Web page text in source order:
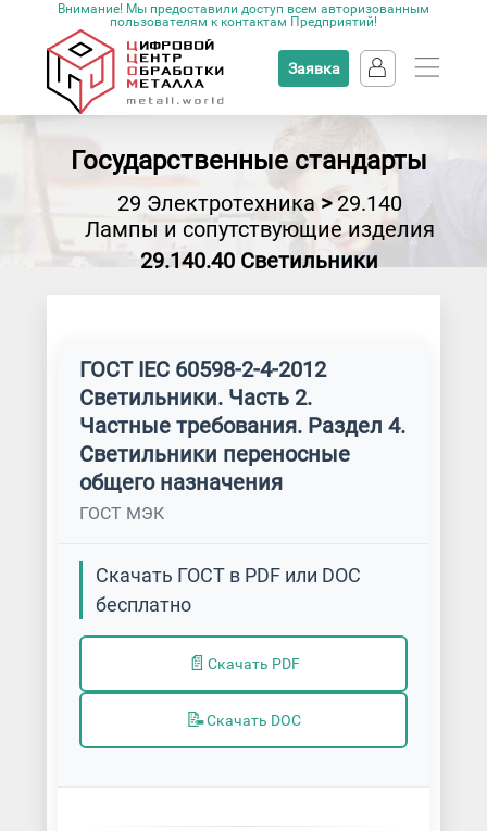
Внимание! Мы предоставили доступ всем авторизованным
пользователям к контактам Предприятий!
Заявка
Государственные стандарты
29 Электротехника>29.140
Лампы и сопутствующие изделия
29.140.40 Светильники
ГОСТ IEC 60598-2-4-2012
Светильники. Часть 2.
Частные требования. Раздел 4.
Светильники переносные
общего назначения
ГОСТ МЭК
Скачать ГОСТ в PDF или DOC
бесплатно
📄 Скачать PDF
📝Скачать DOC